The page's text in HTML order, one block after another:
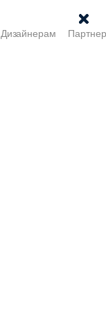
Дизайнерам